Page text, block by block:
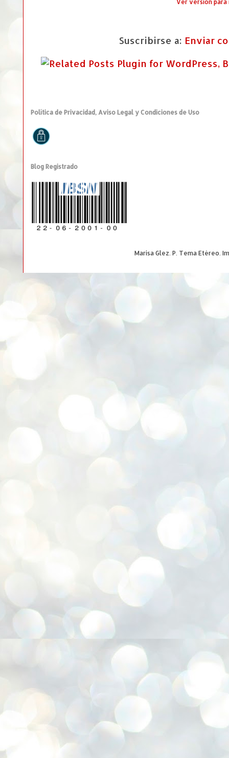
Ver versión
Suscribirse a: Enviar
Política de Privacidad, Aviso Legal y Condiciones de Uso
Blog Registrado
Marisa Glez. P. Tema Etéreo.